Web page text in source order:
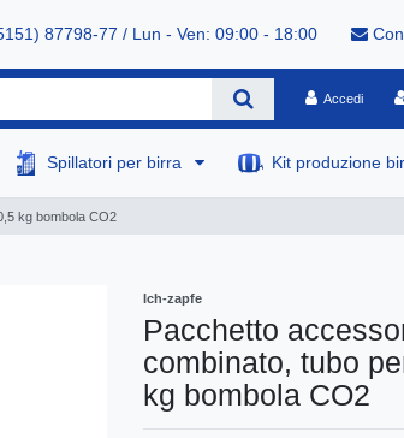
87798-77 / Lun - Ven: 09:00 - 18:00
Accedi
Spillatori per birra Kit produzione
kg bombola CO2
Ich-zapfe
Pacchetto
combinato, tubo
kg bombola CO2